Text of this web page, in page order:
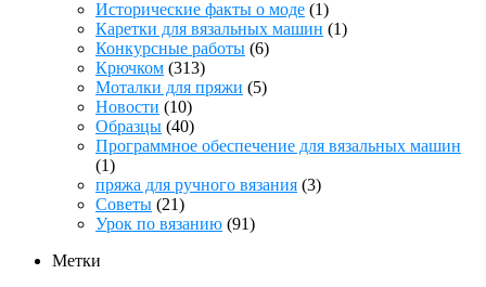
Исторические факты о моде (1)
Каретки для вязальных машин (1)
Конкурсные работы (6)
Крючком (313)
Моталки для пряжи (5)
Новости (10)
Образцы (40)
Программное обеспечение для вязальных машин
(1)
пряжа для ручного вязания (3)
Советы (21)
Урок по вязанию (91)
Метки